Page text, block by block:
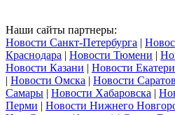
Наши сайты партнеры:
Новости Санкт-Петербурга |
Краснодара | Новости Тюмени |
Новости Казани | Новости
| Новости Омска | Новости
Самары | Новости Хабаровска |
Перми | Новости Нижнего